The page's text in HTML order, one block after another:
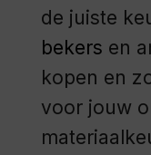
de juiste
bekers en
kopen en
voor jouw